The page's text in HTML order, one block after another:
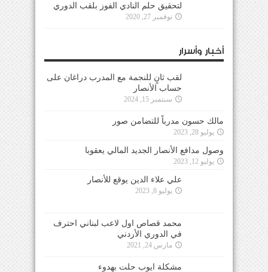
لتحقيق حلم النادي الفوز بلقب الدوري
نوفمبر 27, 2020
أخبار وأسرار
لقب ثانٍ للنجمة مع المدرب دراغان على
حساب الأنصار
سبتمبر 15, 2024
مالك حسون مدرباً للتضامن صور
يوليو 28, 2023
وصول مدافع الأنصار الجديد المالي يعقوبا
يوليو 12, 2023
علي علاء الدين يوقع للأنصار
يوليو 8, 2023
محمد قصاص اول لاعب لبناني احترف
في الدوري الأردني
مارس 24, 2021
مشكلة ايوب حلت بهدوء